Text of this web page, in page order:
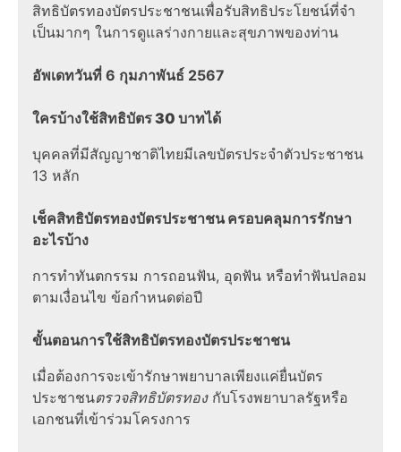
สิทธิบัตรทองบัตรประชาชนเพื่อรับสิทธิประโยชน์ที่จำ
เป็นมากๆ ในการดูแลร่างกายและสุขภาพของท่าน
อัพเดทวันที่ 6 กุมภาพันธ์ 2567
ใครบ้างใช้สิทธิบัตร 30 บาทได้
บุคคลที่มีสัญญาชาติไทยมีเลขบัตรประจำตัวประชาชน
13 หลัก
เช็คสิทธิบัตรทองบัตรประชาชน ครอบคลุมการรักษา
อะไรบ้าง
การทำทันตกรรม การถอนฟัน, อุดฟัน หรือทำฟันปลอม
ตามเงื่อนไข ข้อกำหนดต่อปี
ขั้นตอนการใช้สิทธิบัตรทองบัตรประชาชน
เมื่อต้องการจะเข้ารักษาพยาบาลเพียงแค่ยื่นบัตร
ประชาชนตรวจสิทธิบัตรทองกับโรงพยาบาลรัฐหรือ
เอกชนที่เข้าร่วมโครงการ